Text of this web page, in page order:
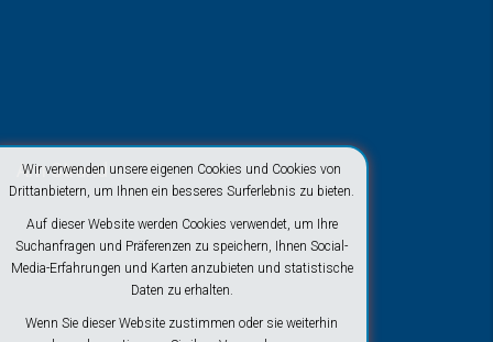
Wir verwenden unsere eigenen Cookies und Cookies von
Drittanbietern, um Ihnen ein besseres Surferlebnis zu bieten.
Auf dieser Website werden Cookies verwendet, um Ihre
Suchanfragen und Präferenzen zu speichern, Ihnen Social-
Media-Erfahrungen und Karten anzubieten und statistische
Daten zu erhalten.
Wenn Sie dieser Website zustimmen oder sie weiterhin
Am Strand